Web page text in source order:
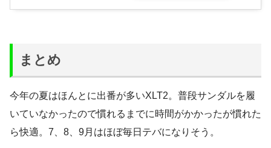
まとめ
今年の夏はほんとに出番が多いXLT2。普段サンダルを履
いていなかったので慣れるまでに時間がかかったが慣れた
ら快適。7、8、9月はほぼ毎日テバになりそう。